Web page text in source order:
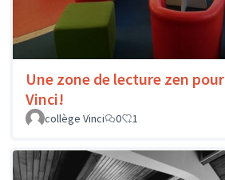
Une zone de lecture zen pour
Vinci!
collège Vinci
0 1